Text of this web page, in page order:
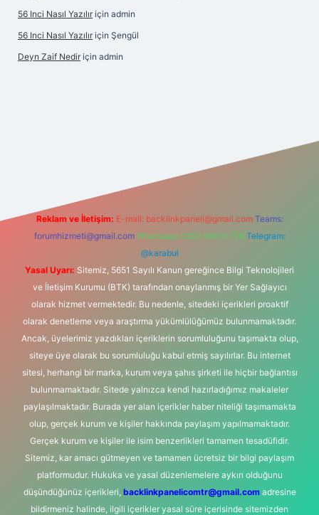
56 Inci Nasıl Yazılır için admin
56 Inci Nasıl Yazılır için Şengül
Deyn Zaif Nedir için admin
Reklam ve İletişim: E-mail: backlinkpaneli@gmail.com Teams:
forumhizmeti@gmail.com Whatsapp: 0262 606 0 726 Telegram:
@karabul
Yasal Uyarı: Sitemiz, 5651 Sayılı Kanun gereğince Bilgi Teknolojileri
ve İletişim Kurumu (BTK) tarafından onaylanmış bir Yer Sağlayıcı
olarak hizmet vermektedir. Bu nedenle, sitedeki içerikleri proaktif
olarak denetleme veya araştırma yükümlülüğümüz bulunmamaktadır.
Ancak, üyelerimiz yazdıkları içeriklerin sorumluluğunu taşımakta olup,
siteye üye olarak bu sorumluluğu kabul etmiş sayılırlar. Bu internet
sitesi, herhangi bir marka, kurum veya şahıs şirketi ile hiçbir bağlantısı
bulunmamaktadır. Sitede yalnızca kendi hazırladığımız makaleler
paylaşılmaktadır. Burada yer alan içerikler haber niteliği taşımamakta
olup, gerçek kurum ve kişiler hakkında paylaşım yapılmamaktadır.
Gerçek kurum ve kişiler ile isim benzerlikleri tamamen tesadüfidir.
Sitemiz, kar amacı gütmeyen ve tamamen ücretsiz bir bilgi paylaşım
platformudur. Hukuka ve yasal düzenlemelere aykırı olduğunu
düşündüğünüz içerikleri, backlinkpanelicomtr@gmail.comadresine
bildirmeniz halinde, ilgili içerikler yasal süre içerisinde sitemizden